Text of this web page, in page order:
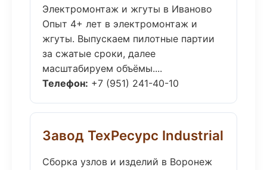
Электромонтаж и жгуты в Иваново
Опыт 4+ лет в электромонтаж и
жгуты. Выпускаем пилотные партии
за сжатые сроки, далее
масштабируем объёмы....
Телефон: +7 (951) 241-40-10
Завод ТехРесурс Industrial
Сборка узлов и изделий в Воронеж